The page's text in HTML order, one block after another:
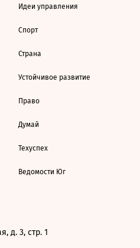
Идеи управления
Спорт
Страна
Устойчивое развитие
Право
Думай
Техуспех
Ведомости Юг
д. 3, стр. 1